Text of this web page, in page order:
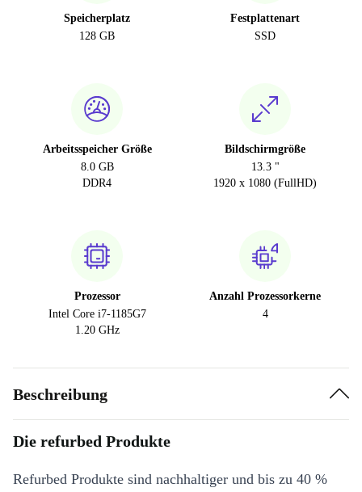
Speicherplatz
128 GB
Festplattenart
SSD
Arbeitsspeicher Größe
8.0 GB
DDR4
Bildschirmgröße
13.3 "
1920 x 1080 (FullHD)
Prozessor
Intel Core i7-1185G7
1.20 GHz
Anzahl Prozessorkerne
4
Beschreibung
Die refurbed Produkte
Refurbed Produkte sind nachhaltiger und bis zu 40 %